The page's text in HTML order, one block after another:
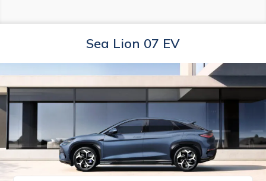
Sea Lion 07 EV